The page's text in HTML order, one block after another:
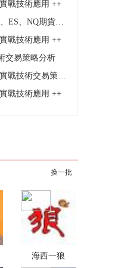
戰技術應用 ++
、NQ期貨技術
戰技術應用 ++
交易策略分析
術交易策略分析
戰技術應用 ++
换一批
海西一狼